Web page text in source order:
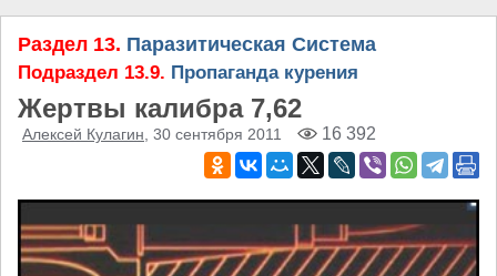
Раздел 13. Паразитическая Система
Подраздел 13.9. Пропаганда курения
Жертвы калибра 7,62
Алексей Кулагин , 30 сентября 2011 16 392